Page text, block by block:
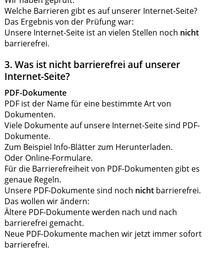
Welche Barrieren gibt es auf unserer Internet-Seite?
Das Ergebnis von der Prüfung war:
Unsere Internet-Seite ist an vielen Stellen noch nicht
barrierefrei.
3. Was ist nicht barrierefrei auf unserer
Internet-Seite?
PDF-Dokumente
PDF ist der Name für eine bestimmte Art von
Dokumenten.
Viele Dokumente auf unsere Internet-Seite sind PDF-
Dokumente.
Zum Beispiel Info-Blätter zum Herunterladen.
Oder Online-Formulare.
Für die Barrierefreiheit von PDF-Dokumenten gibt es
genaue Regeln.
Unsere PDF-Dokumente sind noch nichtbarrierefrei.
Das wollen wir ändern:
Ältere PDF-Dokumente werden nach und nach
barrierefrei gemacht.
Neue PDF-Dokumente machen wir jetzt immer sofort
barrierefrei.